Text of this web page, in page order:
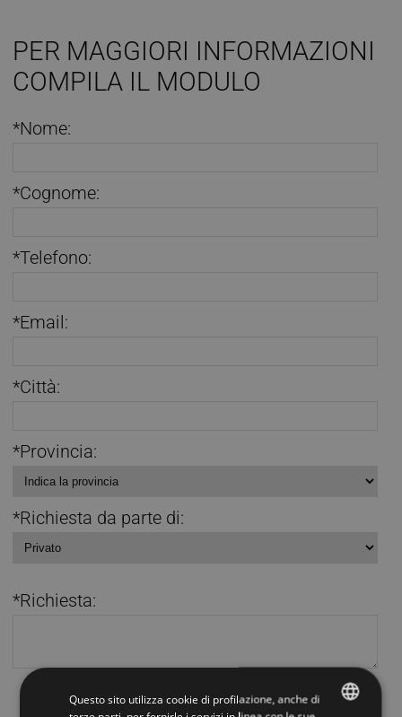
PER MAGGIORI INFORMAZIONI
COMPILA IL MODULO
*Nome:
*Cognome:
*Telefono:
*Email:
*Città:
*Provincia:
*Richiesta da parte di:
*Richiesta:
Autorizzo il trattamento dei miei dati personali per rispondere alla mie
Questo sito utilizza cookie di profilazione, anche di